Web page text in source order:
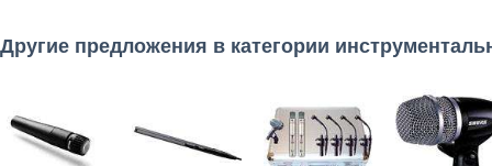
Другие предложения в категории